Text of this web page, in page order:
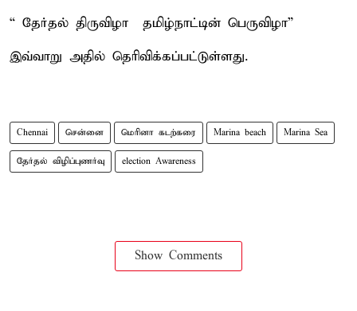
“ தேர்தல் திருவிழா – தமிழ்நாட்டின் பெருவிழா”
இவ்வாறு அதில் தெரிவிக்கப்பட்டுள்ளது.
Chennai சென்னை மெரினா கடற்கரை Marina beach Marina Sea
தேர்தல் விழிப்புணர்வு election Awareness
Show Comments